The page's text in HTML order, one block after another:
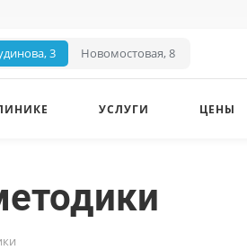
3 Новомостовая, 8
УСЛУГИ ЦЕНЫ